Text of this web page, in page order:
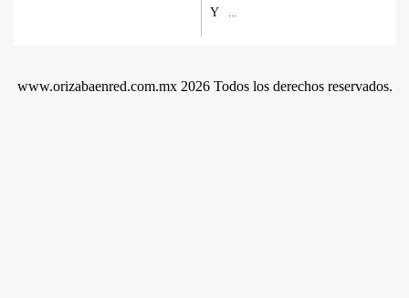
Y
www.orizabaenred.com.mx 2026 Todos los derechos reservados.